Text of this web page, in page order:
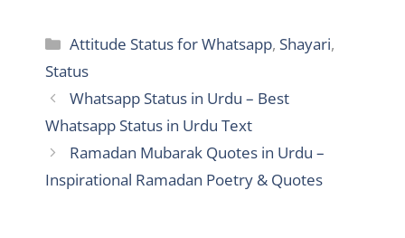
Categories
Attitude Status for Whatsapp, Shayari,
Status
Whatsapp Status in Urdu – Best
Whatsapp Status in Urdu Text
Ramadan Mubarak Quotes in Urdu –
Inspirational Ramadan Poetry & Quotes